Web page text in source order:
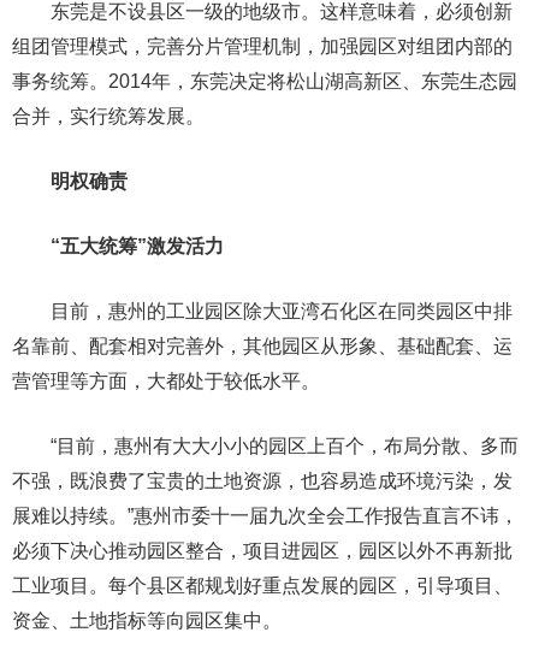
东莞是不设县区一级的地级市。这样意味着，必须创新
组团管理模式，完善分片管理机制，加强园区对组团内部的
事务统筹。2014年，东莞决定将松山湖高新区、东莞生态园
合并，实行统筹发展。
明权确责
“五大统筹”激发活力
目前，惠州的工业园区除大亚湾石化区在同类园区中排
名靠前、配套相对完善外，其他园区从形象、基础配套、运
营管理等方面，大都处于较低水平。
“目前，惠州有大大小小的园区上百个，布局分散、多而
不强，既浪费了宝贵的土地资源，也容易造成环境污染，发
展难以持续。”惠州市委十一届九次全会工作报告直言不讳，
必须下决心推动园区整合，项目进园区，园区以外不再新批
工业项目。每个县区都规划好重点发展的园区，引导项目、
资金、土地指标等向园区集中。